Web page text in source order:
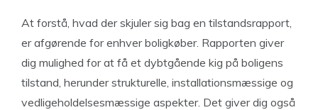
At forstå, hvad der skjuler sig bag en tilstandsrapport,
er afgørende for enhver boligkøber. Rapporten giver
dig mulighed for at få et dybtgående kig på boligens
tilstand, herunder strukturelle, installationsmæssige og
vedligeholdelsesmæssige aspekter. Det giver dig også